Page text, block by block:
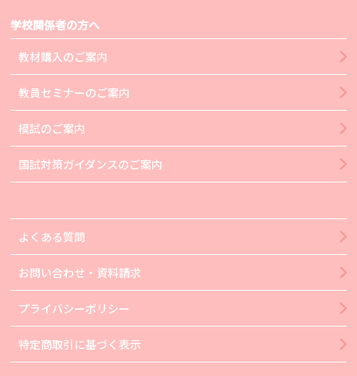
学校関係者の方へ
教材購入のご案内
教員セミナーのご案内
模試のご案内
国試対策ガイダンスのご案内
よくある質問
お問い合わせ・資料請求
プライバシーポリシー
特定商取引に基づく表示